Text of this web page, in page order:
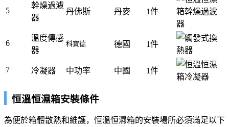
5
幹燥過濾
器
丹佛斯 丹麥 1件
6
溫度傳感
器
科寶德 德國 1件
7 冷凝器 中功率 中國 1件
恒溫恒濕箱安裝條件
為便於箱體散熱和維護，恒溫恒濕箱的安裝場所必須滿足以下